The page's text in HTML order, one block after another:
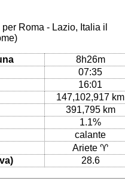
Roma - Lazio, Italia il
8h26m
07:35
16:01
147,102,917 km
391,795 km
1.1%
calante
Ariete ♈
28.6